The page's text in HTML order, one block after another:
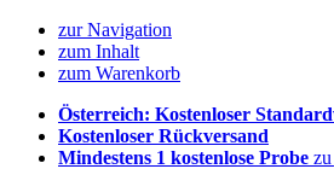
zur Navigation
zum Inhalt
zum Warenkorb
Österreich: Kostenloser
Kostenloser Rückversand
Mindestens 1 kostenlose Probe